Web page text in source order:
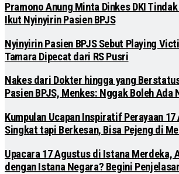
Pramono Anung Minta Dinkes DKI
Ikut Nyinyirin Pasien BPJS
Nyinyirin Pasien BPJS Sebut Playing
Tamara Dipecat dari RS Pusri
Nakes dari Dokter hingga yang
Pasien BPJS, Menkes: Nggak Boleh Ada
Kumpulan Ucapan Inspiratif Perayaan
Singkat tapi Berkesan, Bisa Pejeng di
Upacara 17 Agustus di Istana Merdeka,
dengan Istana Negara? Begini